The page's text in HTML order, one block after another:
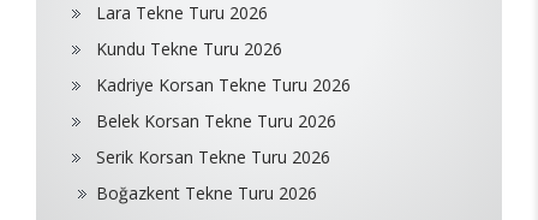
Lara Tekne Turu 2026
Kundu Tekne Turu 2026
Kadriye Korsan Tekne Turu 2026
Belek Korsan Tekne Turu 2026
Serik Korsan Tekne Turu 2026
Boğazkent Tekne Turu 2026